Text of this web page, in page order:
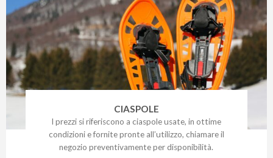
CIASPOLE
I prezzi si riferiscono a ciaspole usate, in ottime
condizioni e fornite pronte all’utilizzo, chiamare il
negozio preventivamente per disponibilità.